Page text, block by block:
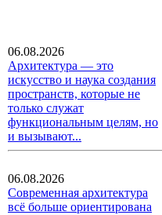
06.08.2026
Архитектура — это
искусство и наука создания
пространств, которые не
только служат
функциональным целям, но
и вызывают...
06.08.2026
Современная архитектура
всё больше ориентирована